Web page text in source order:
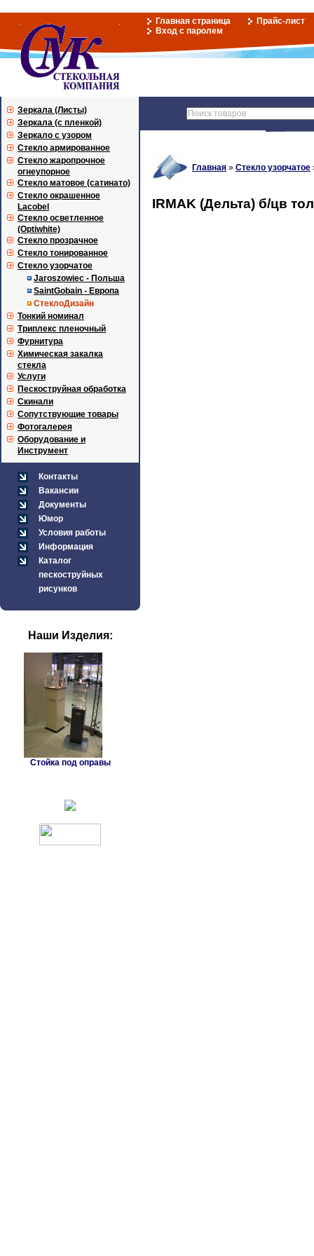
Главная страница
Прайс-лист
Вход с паролем
Зеркала (Листы)
Зеркала (с пленкой)
Зеркало с узором
Стекло армированное
Стекло жаропрочное
огнеупорное
Стекло матовое (сатинато)
Стекло окрашенное
Lacobel
Стекло осветленное
(Optiwhite)
Стекло прозрачное
Стекло тонированное
Стекло узорчатое
Jaroszowiec - Польша
SaintGobain - Европа
СтеклоДизайн
Тонкий номинал
Триплекс пленочный
Фурнитура
Химическая закалка
стекла
Услуги
Пескоструйная обработка
Скинали
Сопутствующие товары
Фотогалерея
Оборудование и
Инструмент
Контакты
Вакансии
Документы
Юмор
Условия работы
Информация
Каталог
пескоструйных
рисунков
Наши Изделия:
Стойка под оправы
Главная » Стекло узорчатое
IRMAK (Дельта) б/цв